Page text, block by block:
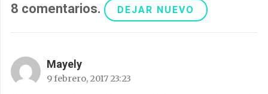
8 comentarios. DEJAR NUEVO
Mayely
9 febrero, 2017 23:23